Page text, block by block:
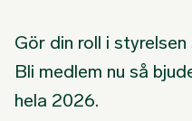
Gör din roll i
Bli medlem nu så
hela 2026.